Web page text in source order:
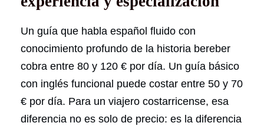
Un guía que habla español fluido con
conocimiento profundo de la historia bereber
cobra entre 80 y 120 € por día. Un guía básico
con inglés funcional puede costar entre 50 y 70
€ por día. Para un viajero costarricense, esa
diferencia no es solo de precio: es la diferencia